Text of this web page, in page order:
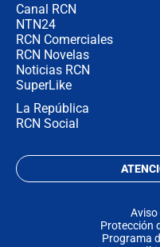
Canal RCN
NTN24
RCN Comerciales
RCN Novelas
Noticias RCN
SuperLike
La República
RCN Social
Aviso
Protección
Programa